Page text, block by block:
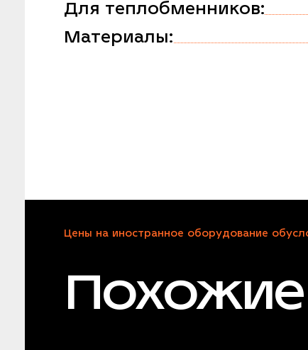
Для теплобменников:
Материалы:
Цены на иностранное оборудование
Похожие